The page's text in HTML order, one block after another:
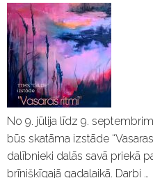
No 9. jūlija līdz 9.
būs skatāma izstāde “Vasaras
dalībnieki dalās savā priekā
brīnišķīgajā gadalaikā. Darbi …